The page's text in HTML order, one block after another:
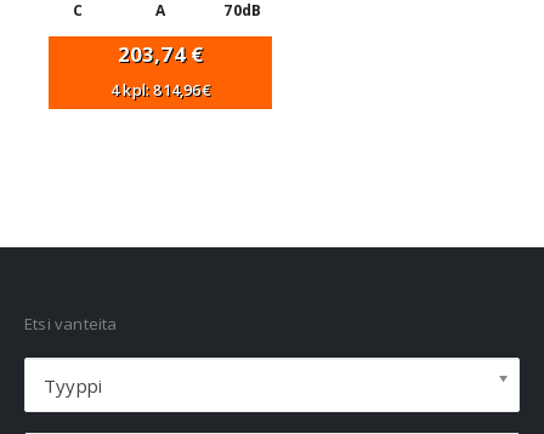
C A 70dB
203,74€
4 kpl: 814,96€
Etsi vanteita
Tyyppi